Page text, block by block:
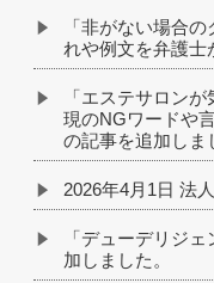
「非がない場合
れや例文を弁護士
「エステサロン
現のNGワードや
の記事を追加しま
2026年4月1日 法
「デューデリジ
加しました。